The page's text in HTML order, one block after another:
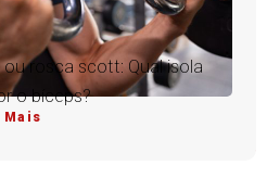
rosca scott: Qual isola
o bíceps?
Mais